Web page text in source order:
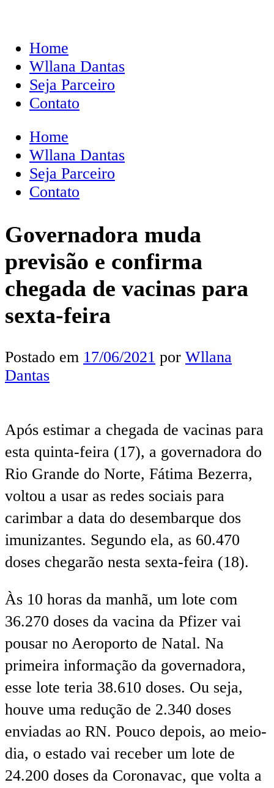
Home
Wllana Dantas
Seja Parceiro
Contato
Home
Wllana Dantas
Seja Parceiro
Contato
Governadora muda
previsão e confirma
chegada de vacinas para
sexta-feira
Postado em 17/06/2021 por Wllana
Dantas
Após estimar a chegada de vacinas para
esta quinta-feira (17), a governadora do
Rio Grande do Norte, Fátima Bezerra,
voltou a usar as redes sociais para
carimbar a data do desembarque dos
imunizantes. Segundo ela, as 60.470
doses chegarão nesta sexta-feira (18).
Às 10 horas da manhã, um lote com
36.270 doses da vacina da Pfizer vai
pousar no Aeroporto de Natal. Na
primeira informação da governadora,
esse lote teria 38.610 doses. Ou seja,
houve uma redução de 2.340 doses
enviadas ao RN. Pouco depois, ao meio-
dia, o estado vai receber um lote de
24.200 doses da Coronavac, que volta a